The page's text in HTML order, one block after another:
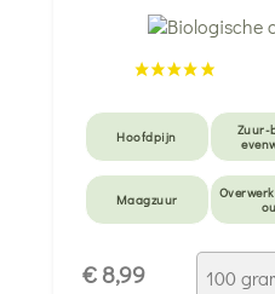
Hoofdpijn
Zuur-
Maagzuur
emoties
Anti-
€ 8,99